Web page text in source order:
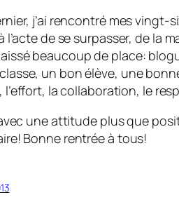
j’ai rencontré mes vingt-
l’acte de se surpasser, de la
beaucoup de place:
un bon élève, une
la collaboration, le
une attitude plus que
Bonne rentrée à tous!